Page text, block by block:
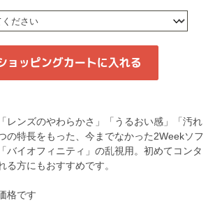
レンズのやわらかさ」「うるおい感」「汚れ
の特長をもった、今までなかった2Weekソフ
バイオフィニティ」の乱視用。初めてコンタ
る方にもおすすめです。
格です